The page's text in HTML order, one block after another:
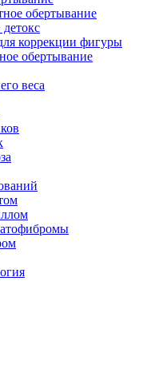
обертывание
коррекции фигуры
обертывание
веса